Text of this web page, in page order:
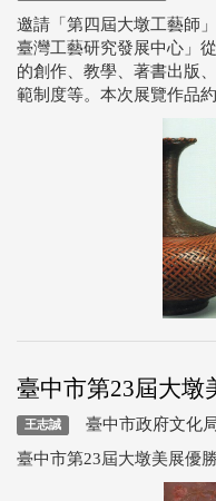
邀請「第四屆大墩工藝師
臺灣工藝研究發展中心」
的創作、教學、著書出版
範制度等。本次展覽作品
臺中市第23屆大墩
王志誠 臺中市政府文化
臺中市第23屆大墩美展優